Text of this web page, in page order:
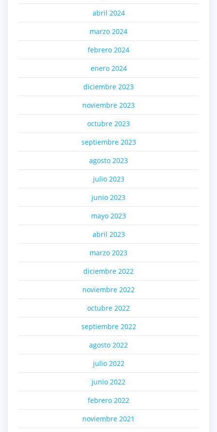
abril 2024
marzo 2024
febrero 2024
enero 2024
diciembre 2023
noviembre 2023
octubre 2023
septiembre 2023
agosto 2023
julio 2023
junio 2023
mayo 2023
abril 2023
marzo 2023
diciembre 2022
noviembre 2022
octubre 2022
septiembre 2022
agosto 2022
julio 2022
junio 2022
febrero 2022
noviembre 2021